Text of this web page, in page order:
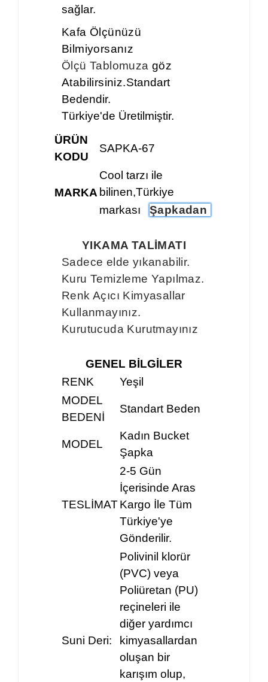
sağlar.
Kafa Ölçünüzü
Bilmiyorsanız
Ölçü Tablomuza göz
Atabilirsiniz.Standart
Bedendir.
Türkiye'de Üretilmiştir.
ÜRÜN
KODU
SAPKA-67
MARKA
Cool tarzı ile
bilinen,Türkiye
markası
Şapkadan
YIKAMA TALİMATI
Sadece elde yıkanabilir.
Kuru Temizleme Yapılmaz.
Renk Açıcı Kimyasallar
Kullanmayınız.
Kurutucuda Kurutmayınız
GENEL BİLGİLER
RENK
Yeşil
MODEL
BEDENİ
Standart Beden
MODEL
Kadın Bucket
Şapka
TESLİMAT
2-5 Gün
İçerisinde Aras
Kargo İle Tüm
Türkiye'ye
Gönderilir.
Suni Deri:
Polivinil klorür
(PVC) veya
Poliüretan (PU)
reçineleri ile
diğer yardımcı
kimyasallardan
oluşan bir
karışım olup,